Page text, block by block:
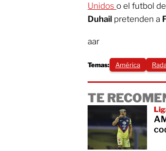
Unidos o el futbol
Duhail pretenden a
aar
Temas: América
TE